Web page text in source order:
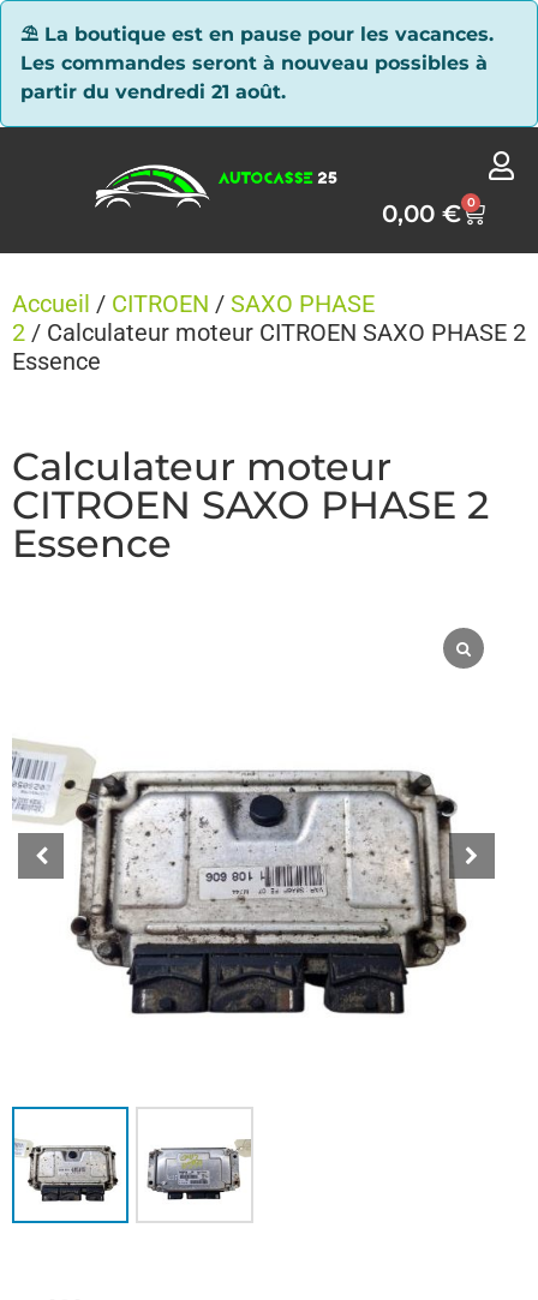
⛱ La boutique est en pause pour les vacances.
Les commandes seront à nouveau possibles à
partir du vendredi 21 août.
0,00€ 0
Accueil / CITROEN / SAXO PHASE
2 / Calculateur moteur CITROEN SAXO PHASE 2
Essence
Calculateur moteur
CITROEN SAXO PHASE 2
Essence
Panneau de gestion des cookies